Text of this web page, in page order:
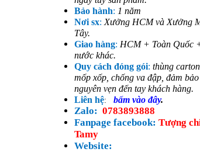
Bảo hành: 1 năm
Nơi sx: Xưởng HCM và Xưởng
Tây.
Giao hàng: HCM + Toàn Quốc
nước khác.
Quy cách đóng gói:thùng carton,
mốp xốp, chống va đập, đảm
nguyên vẹn đến tay khách hàng.
Liên hệ:bấm vào đây.
Zalo:0783893888
Fanpage facebook:Tượng
Tamy
Website: